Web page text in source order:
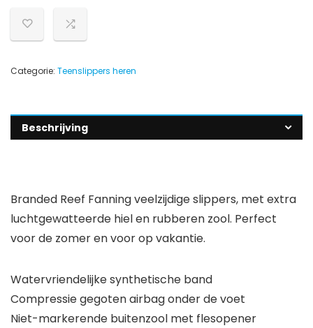
Categorie: Teenslippers heren
Beschrijving
Branded Reef Fanning veelzijdige slippers, met extra
luchtgewatteerde hiel en rubberen zool. Perfect
voor de zomer en voor op vakantie.
Watervriendelijke synthetische band
Compressie gegoten airbag onder de voet
Niet-markerende buitenzool met flesopener